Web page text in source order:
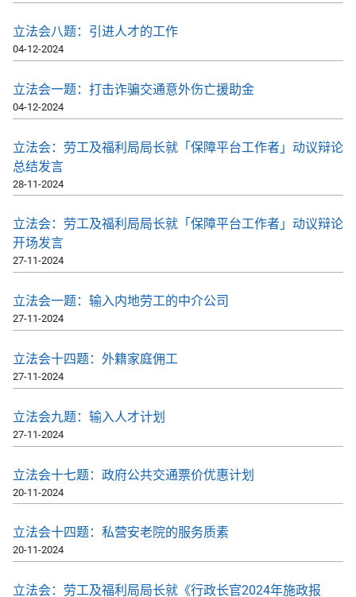
立法会八题：引进人才的工作
04-12-2024
立法会一题：打击诈骗交通意外伤亡援助金
04-12-2024
立法会：劳工及福利局局长就「保障平台工作者」动议辩论
总结发言
28-11-2024
立法会：劳工及福利局局长就「保障平台工作者」动议辩论
开场发言
27-11-2024
立法会一题：输入内地劳工的中介公司
27-11-2024
立法会十四题：外籍家庭佣工
27-11-2024
立法会九题：输入人才计划
27-11-2024
立法会十七题：政府公共交通票价优惠计划
20-11-2024
立法会十四题：私营安老院的服务质素
20-11-2024
立法会：劳工及福利局局长就《行政长官2024年施政报